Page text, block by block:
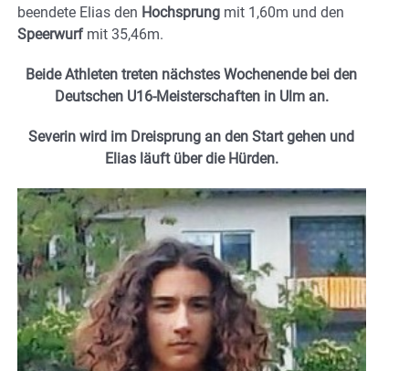
beendete Elias den Hochsprung mit 1,60m und den
Speerwurfmit 35,46m.
Beide Athleten treten nächstes Wochenende bei den
Deutschen U16-Meisterschaften in Ulm an.
Severin wird im Dreisprung an den Start gehen und
Elias läuft über die Hürden.